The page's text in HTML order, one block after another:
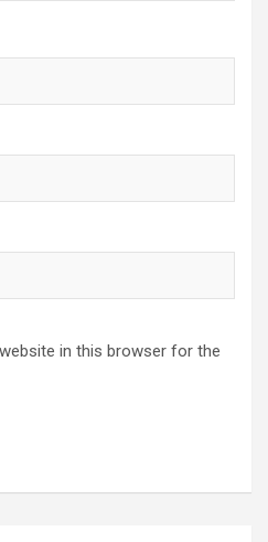
in this browser for the